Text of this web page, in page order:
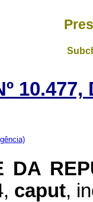
DA
caput,